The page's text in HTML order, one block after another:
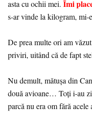
asta cu ochii mei. Îmi
s-ar vinde la kilogram, mi-
De prea multe ori am
priviri, uitând că de fapt
Nu demult, mătușa din
două avioane… Toți i-au
parcă nu era om fără